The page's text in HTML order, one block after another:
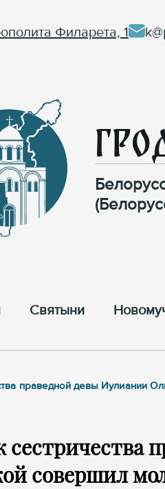
Филарета, 1
Cвятыни
праведной девы Иулиании
сестричества
совершил